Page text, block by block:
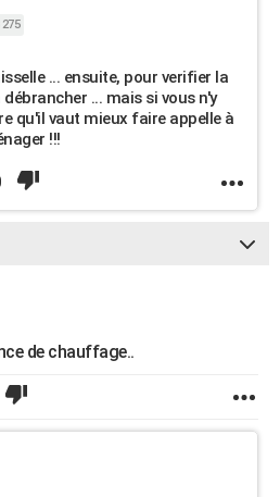
275
... ensuite, pour verifier la
... mais si vous n'y
qu'il vaut mieux faire appelle à
!!!
de chauffage..